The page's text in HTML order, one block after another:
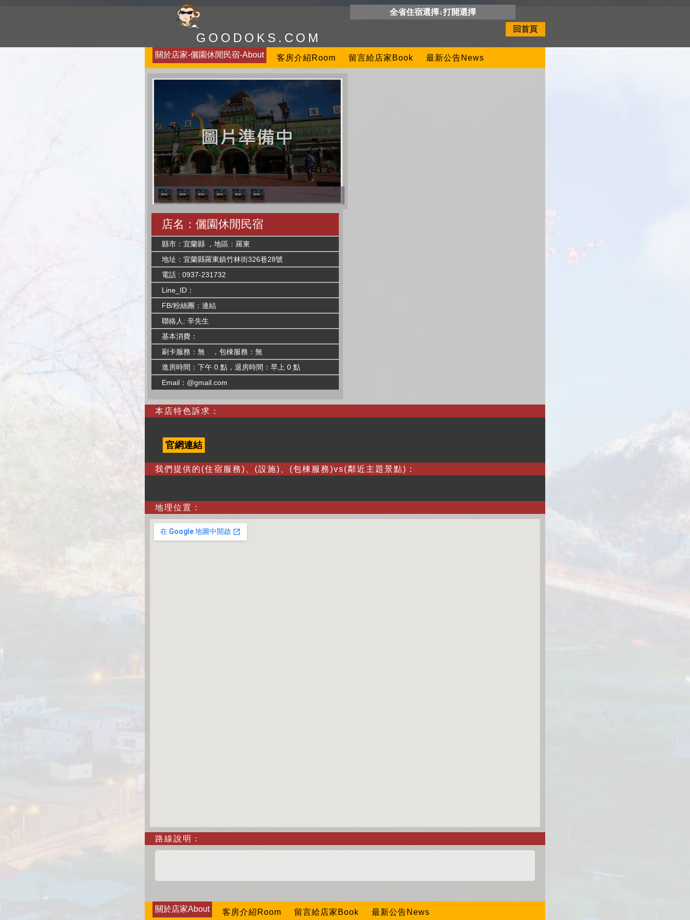
GOODOKS.COM
全省住宿選擇↓打開選擇
回首頁
關於店家-儷園休閒民宿-About 客房介紹Room 留言給店家Book 最新公告News
店名：儷園休閒民宿
縣市：宜蘭縣 ，地區：羅東
地址：宜蘭縣羅東鎮竹林街326巷28號
電話 : 0937-231732
Line_ID：
FB/粉絲團：連結
聯絡人: 辛先生
基本消費：
刷卡服務：無 ，包棟服務：無
進房時間：下午 0 點，退房時間：早上 0 點
Email：@gmail.com
本店特色訴求：
官網連結
我們提供的(住宿服務)、(設施)、(包棟服務)vs(鄰近主題景點)：
地理位置：
路線說明：
關於店家About 客房介紹Room 留言給店家Book 最新公告News